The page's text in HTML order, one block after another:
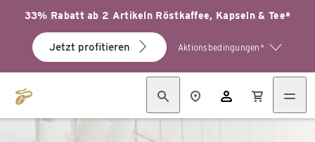
33% Rabatt ab 2 Artikeln Röstkaffee, Kapseln & Tee*
Jetzt profitieren Aktionsbedingungen*